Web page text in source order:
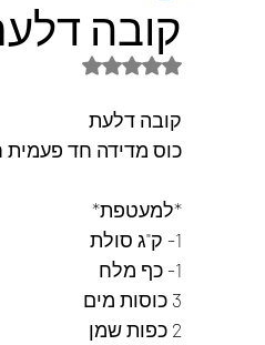
קובה
דירוג של NaN מתוך 5 כוכבים
קובה דלעת
כוס מדידה חד
*למעטפת*
1- ק"ג סולת
1- כף מלח
3 כוסות מים
2 כפות שמן